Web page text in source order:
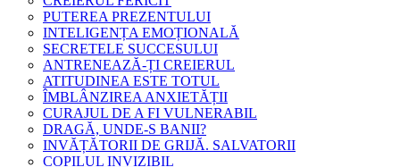
PUTEREA PREZENTULUI
INTELIGENȚA EMOȚIONALĂ
SECRETELE SUCCESULUI
ANTRENEAZĂ-ȚI CREIERUL
ATITUDINEA ESTE TOTUL
ÎMBLÂNZIREA ANXIETĂȚII
CURAJUL DE A FI VULNERABIL
DRAGĂ, UNDE-S BANII?
INVĂȚĂTORII DE GRIJĂ. SALVATORII
COPILUL INVIZIBIL